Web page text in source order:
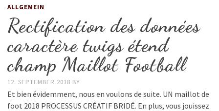
ALLGEMEIN
Rectification des données
caractère twigs étend
champ Maillot Football
12. SEPTEMBER 2018 BY
Et bien évidemment, nous en voulons de suite. UN maillot de
foot 2018 PROCESSUS CRÉATIF BRIDÉ. En plus, vous jouissez